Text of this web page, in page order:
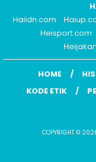
Haiidn.com
Heisport.com
HOME
KODE ETIK
COPYRIGHT ©